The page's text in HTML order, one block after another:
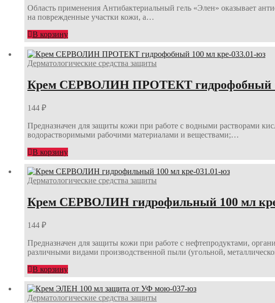
Область применения Антибактериальный гель «Элен» оказывает
на поврежденные участки кожи, а…
В корзину
Дерматологические средства защиты
Крем СЕРВОЛИН ПРОТЕКТ гидрофобный
144 ₽
Предназначен для защиты кожи при работе с водными растворами
водорастворимыми рабочими материалами и веществами;…
В корзину
Дерматологические средства защиты
Крем СЕРВОЛИН гидрофильный 100 мл
144 ₽
Предназначен для защиты кожи при работе с нефтепродуктами,
различными видами производственной пыли (угольной,
В корзину
Дерматологические средства защиты